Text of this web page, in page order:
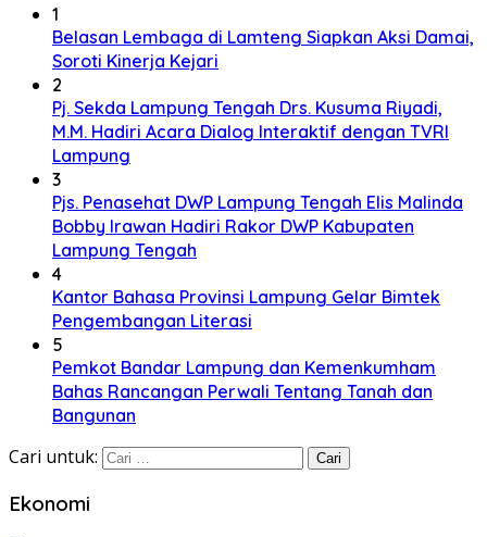
1
Belasan Lembaga di Lamteng Siapkan Aksi Damai,
Soroti Kinerja Kejari
2
Pj. Sekda Lampung Tengah Drs. Kusuma Riyadi,
M.M. Hadiri Acara Dialog Interaktif dengan TVRI
Lampung
3
Pjs. Penasehat DWP Lampung Tengah Elis Malinda
Bobby Irawan Hadiri Rakor DWP Kabupaten
Lampung Tengah
4
Kantor Bahasa Provinsi Lampung Gelar Bimtek
Pengembangan Literasi
5
Pemkot Bandar Lampung dan Kemenkumham
Bahas Rancangan Perwali Tentang Tanah dan
Bangunan
Cari untuk:
Ekonomi